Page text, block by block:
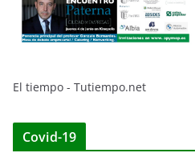
El tiempo - Tutiempo.net
Covid-19